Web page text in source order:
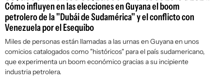
Cómo influyen en las elecciones en Guyana el boom
petrolero de la "Dubái de Sudamérica" y el conflicto con
Venezuela por el Esequibo
Miles de personas están llamadas a las urnas en Guyana en unos
comicios catalogados como "históricos" para el país sudamericano,
que experimenta un boom económico gracias a su incipiente
industria petrolera.